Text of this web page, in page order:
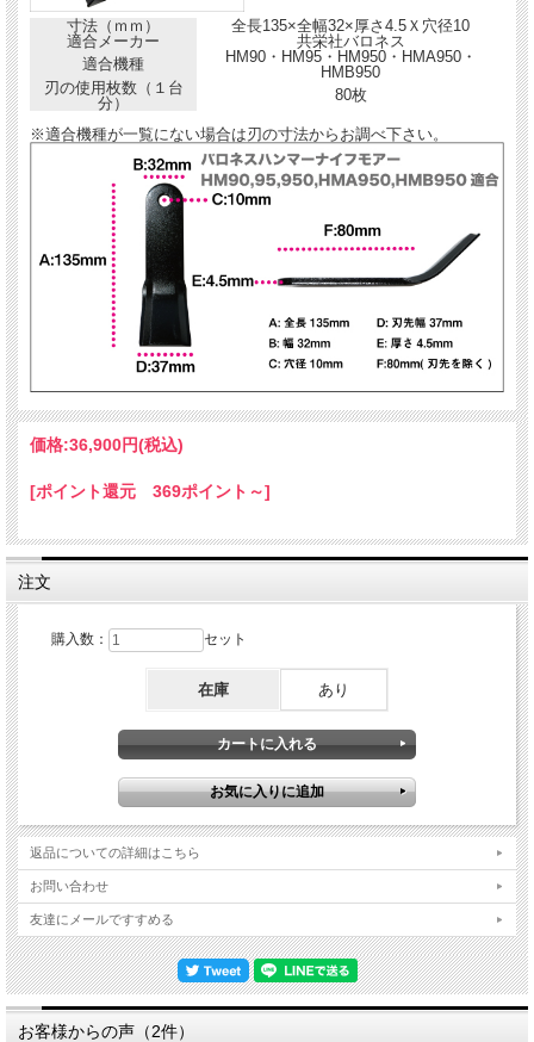
寸法（ｍｍ）
全長135×全幅32×厚さ4.5Ｘ穴径10
適合メーカー
共栄社バロネス
適合機種
HM90・HM95・HM950・HMA950・
HMB950
刃の使用枚数（１台
分）
80枚
※適合機種が一覧にない場合は刃の寸法からお調べ下さい。
価格:36,900円(税込)
[ポイント還元 369ポイント～]
注文
購入数： セット
在庫 あり
返品についての詳細はこちら
お問い合わせ
友達にメールですすめる
お客様からの声（2件）